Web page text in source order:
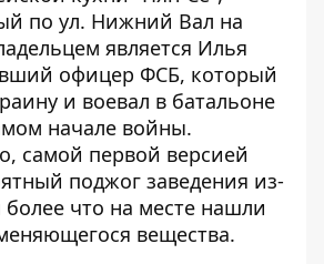
по ул. Нижний Вал на
является Илья
офицер ФСБ, который
и воевал в батальоне
начале войны.
самой первой версией
поджог заведения из-
более что на месте нашли
вещества.